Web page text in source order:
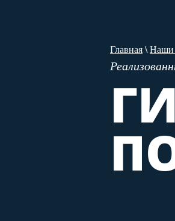
Главная\Наши